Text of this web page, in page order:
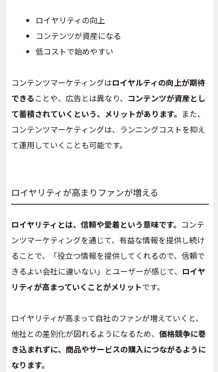
ロイヤリティの向上
コンテンツが資産になる
低コストで始めやすい
コンテンツマーケティングはロイヤルティの向上が期待
できることや、広告とは異なり、 コンテンツが資産とし
て蓄積されていくという、メリットがあります。 また、
コンテンツマーケティングは、ランニングコストを抑え
て運用していくことも可能です。
ロイヤリティが高まりファンが増える
ロイヤリティとは、信頼や愛着という意味です。 コンテ
ンツマーケティングを通じて、有益な情報を提供し続け
ることで、「役立つ情報を提供してくれるので、信頼で
きるよい会社に違いない」とユーザーが感じて、 ロイヤ
リティが高まっていくことがメリットです。
ロイヤリティが高まって自社のファンが増えていくと、
他社との差別化が図れるようになるため、価格競争に巻
き込まれずに、商品やサービスの購入につながるように
なります。